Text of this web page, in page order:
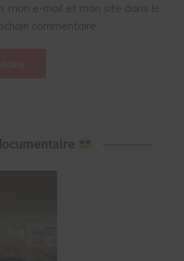
mon e-mail et mon site dans le
commentaire.